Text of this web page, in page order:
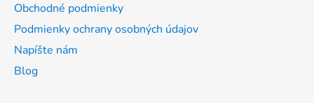
Obchodné podmienky
Podmienky ochrany osobných údajov
Napíšte nám
Blog